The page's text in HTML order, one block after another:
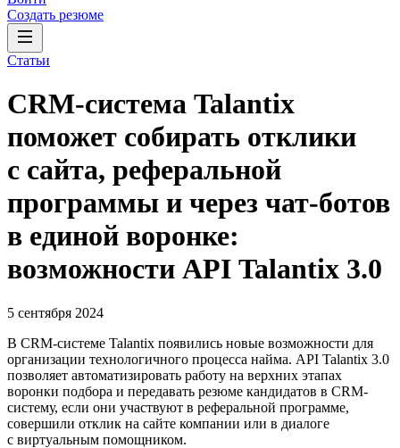
Создать резюме
Статьи
CRM-система Talantix
поможет собирать отклики
с сайта, реферальной
программы и через чат-ботов
в единой воронке:
возможности API Talantix 3.0
5 сентября 2024
В CRM-системе Talantix появились новые возможности для
организации технологичного процесса найма. API Talantix 3.0
позволяет автоматизировать работу на верхних этапах
воронки подбора и передавать резюме кандидатов в CRM-
систему, если они участвуют в реферальной программе,
совершили отклик на сайте компании или в диалоге
с виртуальным помощником.